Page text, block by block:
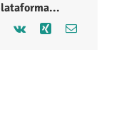
Pinterest
Vk Xing Correo